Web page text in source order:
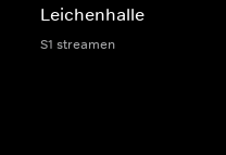
Leichenhalle
S1 streamen